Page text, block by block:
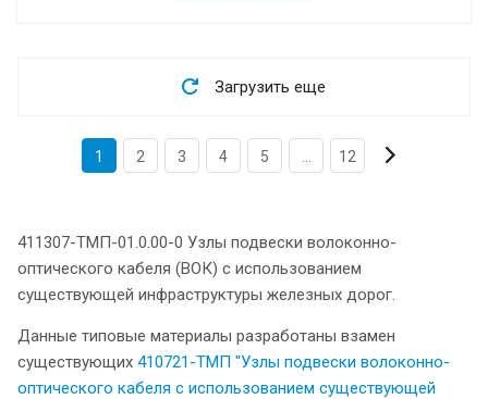
Загрузить еще
1 2 3 4 5 12
411307-ТМП-01.0.00-0 Узлы подвески волоконно-
оптического кабеля (ВОК) с использованием
существующей инфраструктуры железных дорог.
Данные типовые материалы разработаны взамен
существующих 410721-ТМП "Узлы подвески волоконно-
оптического кабеля с использованием существующей